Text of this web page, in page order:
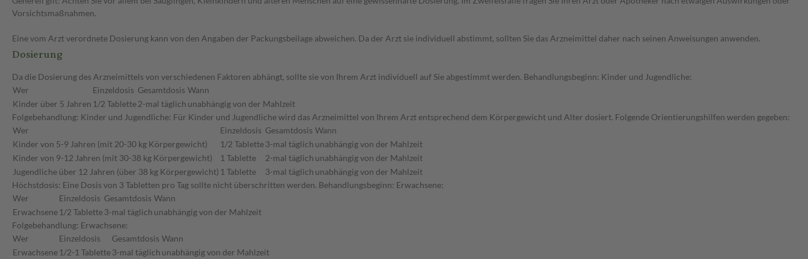
Vorsichtsmaßnahmen.
Eine vom Arzt verordnete Dosierung kann von den Angaben der Packungsbeilage abweichen. Da der Arzt sie individuell abstimmt, sollten Sie das Arzneimittel daher nach seinen Anweisungen anwenden.
Dosierung
Da die Dosierung des Arzneimittels von verschiedenen Faktoren abhängt, sollte sie von Ihrem Arzt individuell auf Sie abgestimmt werden. Behandlungsbeginn: Kinder und Jugendliche:
Wer
Einzeldosis Gesamtdosis Wann
Kinder über 5 Jahren 1/2 Tablette2-mal täglich unabhängig von der Mahlzeit
Folgebehandlung: Kinder und Jugendliche: Für Kinder und Jugendliche wird das Arzneimittel von Ihrem Arzt entsprechend dem Körpergewicht und Alter dosiert. Folgende Orientierungshilfen werden gegeben:
Wer
Einzeldosis Gesamtdosis Wann
Kinder von 5-9 Jahren (mit 20-30 kg Körpergewicht)
1/2 Tablette3-mal täglich unabhängig von der Mahlzeit
Kinder von 9-12 Jahren (mit 30-38 kg Körpergewicht)
1 Tablette 2-mal täglich unabhängig von der Mahlzeit
Jugendliche über 12 Jahren (über 38 kg Körpergewicht) 1 Tablette 3-mal täglich unabhängig von der Mahlzeit
Höchstdosis: Eine Dosis von 3 Tabletten pro Tag sollte nicht überschritten werden. Behandlungsbeginn: Erwachsene:
Wer
Einzeldosis Gesamtdosis Wann
Erwachsene 1/2 Tablette3-mal täglich unabhängig von der Mahlzeit
Folgebehandlung: Erwachsene:
Wer
Einzeldosis Gesamtdosis Wann
Erwachsene 1/2-1 Tablette3-mal täglich unabhängig von der Mahlzeit